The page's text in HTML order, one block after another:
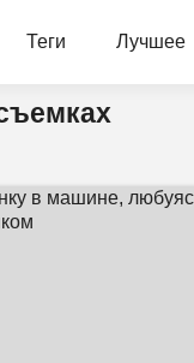
Теги Лучшее